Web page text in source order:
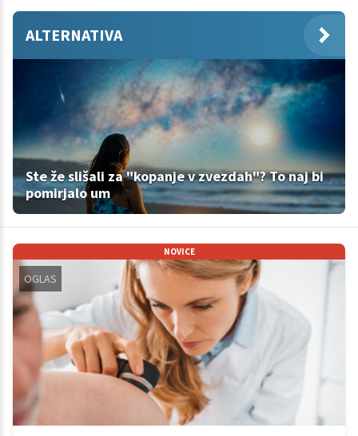
ALTERNATIVA
Ste že slišali za "kopanje v zvezdah"? To naj bi
pomirjalo um
NOVICE
OGLAS